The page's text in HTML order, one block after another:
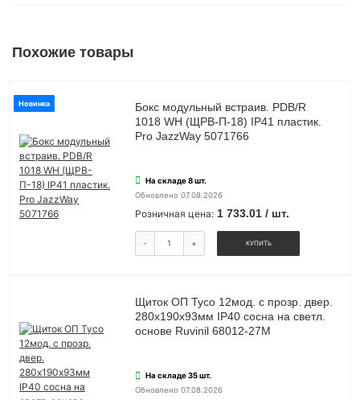
Похожие товары
Новинка
Бокс модульный встраив. PDB/R
1018 WH (ЩРВ-П-18) IP41 пластик.
Pro JazzWay 5071766
На складе 8 шт.
Обновлено 07.08.2026
Розничная цена: 1 733.01 / шт.
- + КУПИТЬ
Щиток ОП Тусо 12мод. с прозр. двер.
280х190х93мм IP40 сосна на светл.
основе Ruvinil 68012-27М
На складе 35 шт.
Обновлено 07.08.2026